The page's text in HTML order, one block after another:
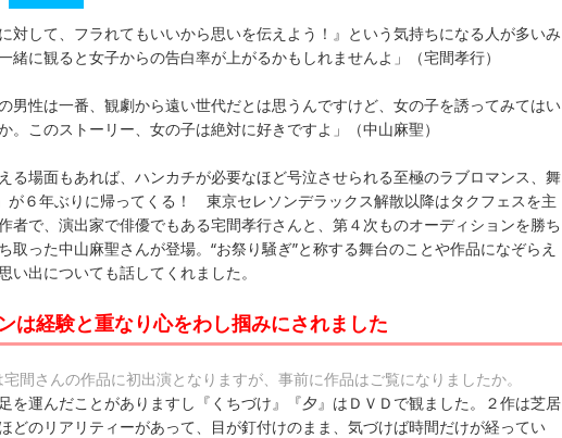
対して、フラれてもいいから思いを伝えよう！』という気持ちになる人が多いみ
緒に観ると女子からの告白率が上がるかもしれませんよ」（宅間孝行）
男性は一番、観劇から遠い世代だとは思うんですけど、女の子を誘ってみてはい
。このストーリー、女の子は絶対に好きですよ」（中山麻聖）
る場面もあれば、ハンカチが必要なほど号泣させられる至極のラブロマンス、舞
が６年ぶりに帰ってくる！ 東京セレソンデラックス解散以降はタクフェスを主
者で、演出家で俳優でもある宅間孝行さんと、第４次ものオーディションを勝ち
取った中山麻聖さんが登場。“お祭り騒ぎ”と称する舞台のことや作品になぞらえ
い出についても話してくれました。
は経験と重なり心をわし掴みにされました
間さんの作品に初出演となりますが、事前に作品はご覧になりましたか。
を運んだことがありますし『くちづけ』『夕』はＤＶＤで観ました。２作は芝居
どのリアリティーがあって、目が釘付けのまま、気づけば時間だけが経ってい